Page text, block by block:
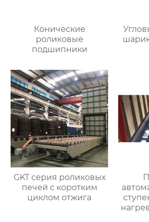
Конические
роликовые
подшипники
GKT серия роликовых
печей с коротким
циклом отжига